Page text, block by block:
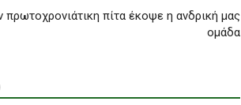
πρωτοχρονιάτικη πίτα έκοψε η ανδρική μας
ομάδα